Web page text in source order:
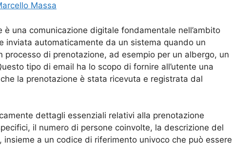
Massa
una comunicazione digitale fondamentale nell’ambito
inviata automaticamente da un sistema quando un
processo di prenotazione, ad esempio per un albergo, un
tipo di email ha lo scopo di fornire all’utente una
la prenotazione è stata ricevuta e registrata dal
dettagli essenziali relativi alla prenotazione
il numero di persone coinvolte, la descrizione del
a un codice di riferimento univoco che può essere